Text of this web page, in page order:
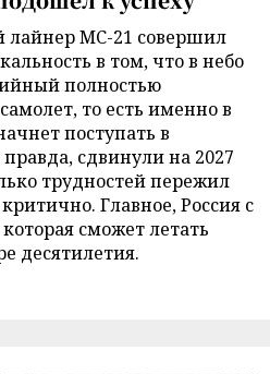
лайнер МС-21 совершил
в том, что в небо
полностью
то есть именно в
поступать в
сдвинули на 2027
трудностей пережил
Главное, Россия с
сможет летать
десятилетия.